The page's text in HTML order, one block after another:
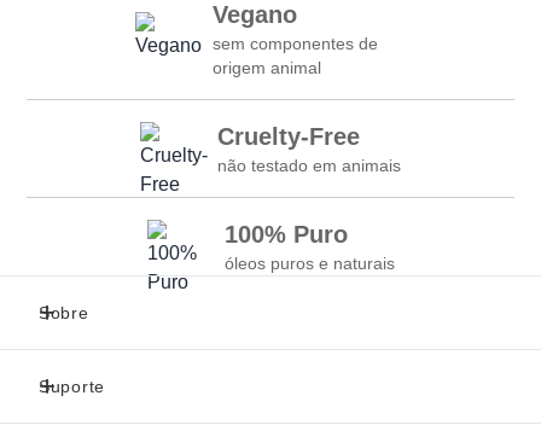
Vegano
sem componentes de
origem animal
Cruelty-Free
não testado em animais
100% Puro
óleos puros e naturais
Sobre
Suporte